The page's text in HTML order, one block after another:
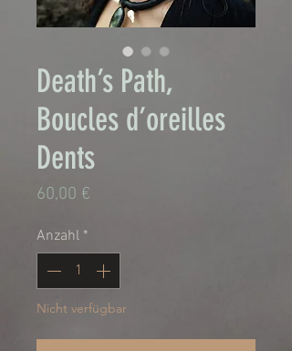
Death’s Path,
Boucles d’oreilles
Dents
60,00 €
Anzahl *
Nicht verfügbar